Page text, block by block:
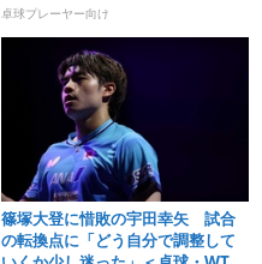
卓球プレーヤー向け
篠塚大登に惜敗の宇田幸矢 試合
の転換点に「どう自分で調整して